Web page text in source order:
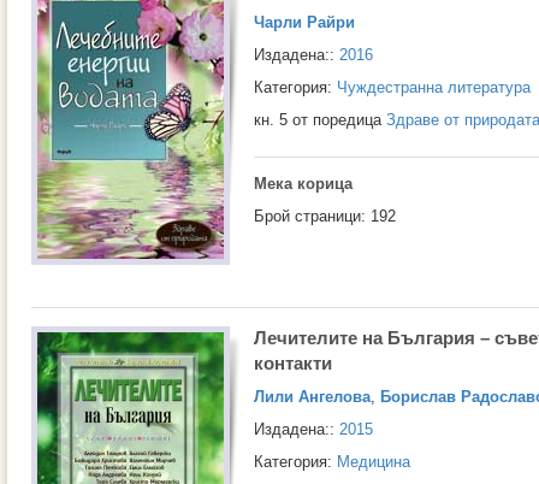
Чарли Райри
Издадена:: 2016
Категория: Чуждестранна литература
кн. 5 от поредица Здраве от природата
Мека корица
Брой страници: 192
Лечителите на България –
контакти
Лили Ангелова, Борислав
Издадена:: 2015
Категория: Медицина